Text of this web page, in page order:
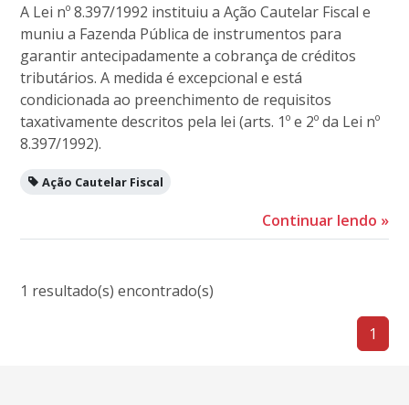
A Lei nº 8.397/1992 instituiu a Ação Cautelar Fiscal e
muniu a Fazenda Pública de instrumentos para
garantir antecipadamente a cobrança de créditos
tributários. A medida é excepcional e está
condicionada ao preenchimento de requisitos
taxativamente descritos pela lei (arts. 1º e 2º da Lei nº
8.397/1992).
Ação Cautelar Fiscal
Continuar lendo »
1 resultado(s) encontrado(s)
1